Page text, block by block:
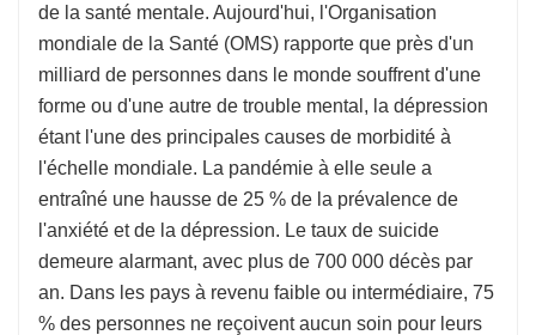
de la santé mentale. Aujourd'hui, l'Organisation
mondiale de la Santé (OMS) rapporte que près d'un
milliard de personnes dans le monde souffrent d'une
forme ou d'une autre de trouble mental, la dépression
étant l'une des principales causes de morbidité à
l'échelle mondiale. La pandémie à elle seule a
entraîné une hausse de 25 % de la prévalence de
l'anxiété et de la dépression. Le taux de suicide
demeure alarmant, avec plus de 700 000 décès par
an. Dans les pays à revenu faible ou intermédiaire, 75
% des personnes ne reçoivent aucun soin pour leurs